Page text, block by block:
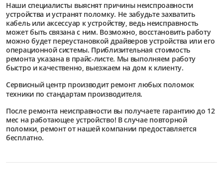
Наши специалисты выяснят причины неиспроавности
устройства и устранят поломку. Не забудьте захватить
кабель или аксессуар к устройству, ведь неисправность
может быть связана с ним. Возможно, восстановить работу
можно будет переустановкой драйверов устройства или его
операционной системы. Приблизительная стоимость
ремонта указана в прайс-листе. Мы выполняем работу
быстро и качественно, выезжаем на дом к клиенту.
Сервисный центр производит ремонт любых поломок
техники по стандартам производителя.
После ремонта неисправности вы получаете гарантию до 12
мес на работающее устройство! В случае повторной
поломки, ремонт от нашей компании предоставляется
бесплатно.